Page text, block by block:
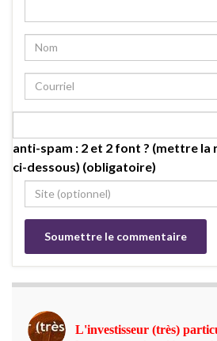
anti-spam : 2 et 2 font ? (mettre la
ci-dessous) (obligatoire)
L'investisseur (très)